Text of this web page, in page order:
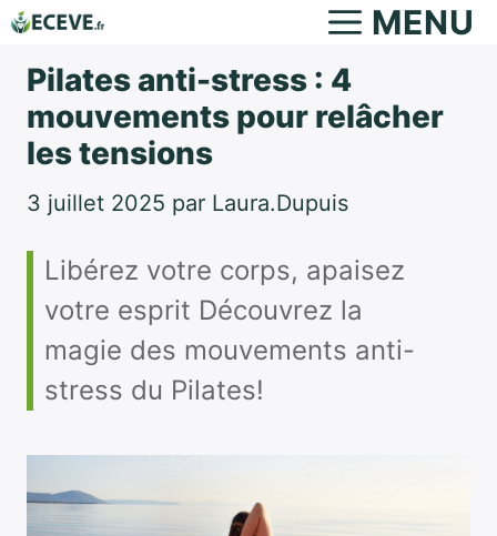
Aller
contenu
MENU
Pilates anti-stress : 4
mouvements pour relâcher
les tensions
3 juillet 2025 par Laura.Dupuis
Libérez votre corps, apaisez
votre esprit Découvrez la
magie des mouvements anti-
stress du Pilates!